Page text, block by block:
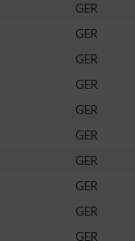
GER
GER
GER
GER
GER
GER
GER
GER
GER
GER